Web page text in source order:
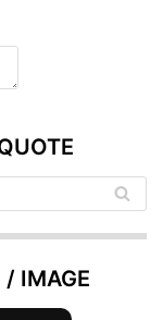
/ IMAGE